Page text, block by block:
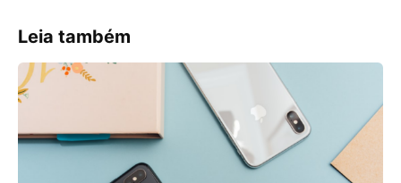
Leia também